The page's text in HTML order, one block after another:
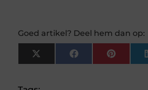
Goed artikel? Deel hem dan op:
X
(Twitter)
Facebook